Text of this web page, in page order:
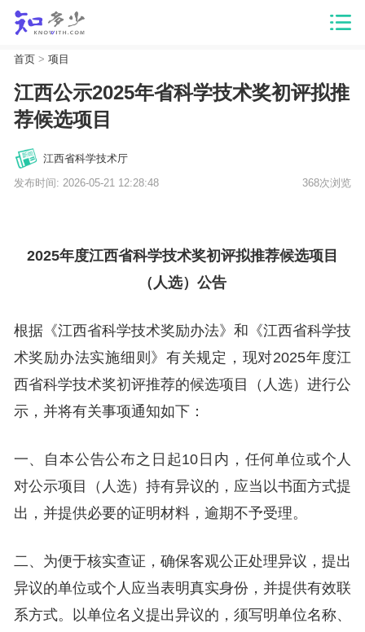
首页> 项目
江西公示2025年省科学技术奖初评拟推
荐候选项目
江西省科学技术厅
发布时间: 2026-05-21 12:28:48 368次浏览
2025年度江西省科学技术奖初评拟推荐候选项目
（人选）公告
根据《江西省科学技术奖励办法》和《江西省科学技
术奖励办法实施细则》有关规定，现对2025年度江
西省科学技术奖初评推荐的候选项目（人选）进行公
示，并将有关事项通知如下：
一、自本公告公布之日起10日内，任何单位或个人
对公示项目（人选）持有异议的，应当以书面方式提
出，并提供必要的证明材料，逾期不予受理。
二、为便于核实查证，确保客观公正处理异议，提出
异议的单位或个人应当表明真实身份，并提供有效联
系方式。以单位名义提出异议的，须写明单位名称、